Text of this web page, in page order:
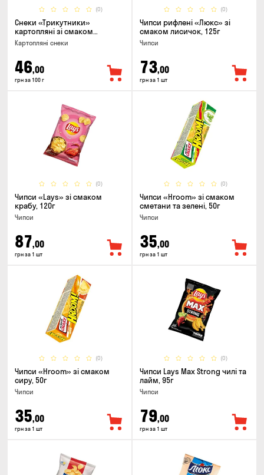
(0)
Снеки «Трикутники»
картопляні зі смаком
сметани з цибулею
Картопляні снеки
46,00
грн за 100 г
(0)
Чипси рифлені «Люкс» зі
смаком лисичок, 125г
Чипси
73,00
грн за 1 шт
(0)
Чипси «Lays» зі смаком
крабу, 120г
Чипси
87,00
грн за 1 шт
(0)
Чипси «Hroom» зі смаком
сметани та зелені, 50г
Чипси
35,00
грн за 1 шт
(0)
Чипси «Hroom» зі смаком
сиру, 50г
Чипси
35,00
грн за 1 шт
(0)
Чипси Lays Max Strong чилі та
лайм, 95г
Чипси
79,00
грн за 1 шт